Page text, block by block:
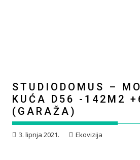
STUDIODOMUS –
KUĆA D56 -142M2
(GARAŽA)
3. lipnja 2021. Ekovizija